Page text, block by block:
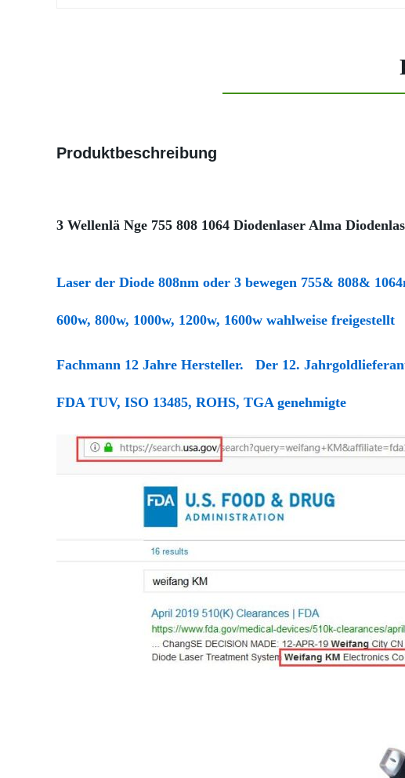
Produktbeschreibung
3 Wellenlä Nge 755 808 1064 Diodenlaser Alma
Laser der Diode 808nm oder 3 bewegen 755& 808&
600w, 800w, 1000w, 1200w, 1600w wahlweise freigestellt
Fachmann 12 Jahre Hersteller. Der 12.
FDA TUV, ISO 13485, ROHS, TGA genehmigte